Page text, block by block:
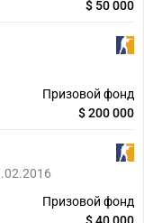
$ 50 000
Призовой фонд
$ 200 000
Призовой фонд